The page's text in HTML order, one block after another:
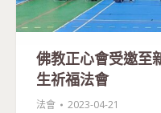
佛教正心會受邀至
生祈福法會
法會 2023-04-21